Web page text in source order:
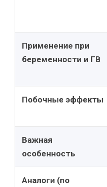
Применение при
беременности и ГВ
Побочные эффекты
Важная
особенность
Аналоги (по